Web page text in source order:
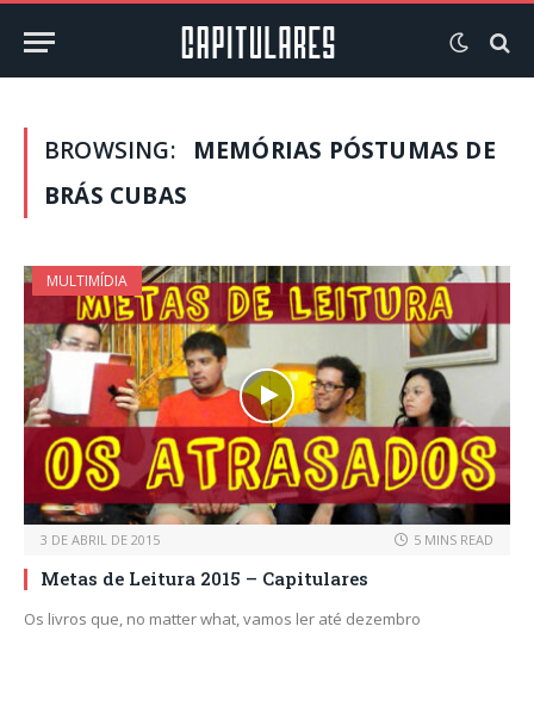
BROWSING:
MEMÓRIAS PÓSTUMAS DE
BRÁS CUBAS
MULTIMÍDIA
3 DE ABRIL DE 2015 5 MINS READ
Metas de Leitura 2015 – Capitulares
Os livros que, no matter what, vamos ler até dezembro